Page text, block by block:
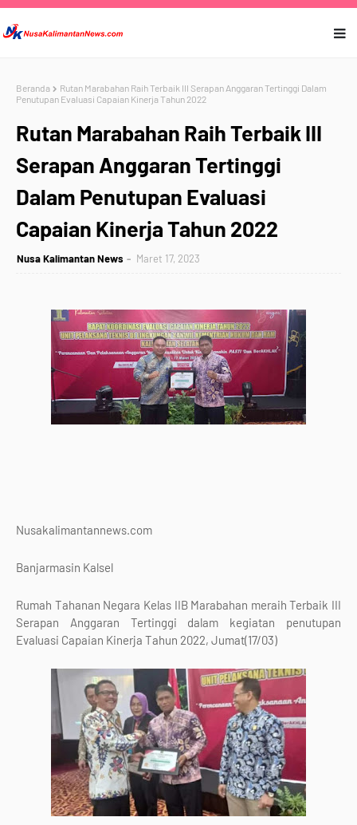
Beranda
Rutan Marabahan Raih Terbaik III Serapan Anggaran Tertinggi Dalam
Penutupan Evaluasi Capaian Kinerja Tahun 2022
Rutan Marabahan Raih Terbaik III
Serapan Anggaran Tertinggi
Dalam Penutupan Evaluasi
Capaian Kinerja Tahun 2022
Nusa Kalimantan News Maret 17, 2023
Nusakalimantannews.com
Banjarmasin Kalsel
Rumah Tahanan Negara Kelas IIB Marabahan meraih Terbaik III
Serapan Anggaran Tertinggi dalam kegiatan penutupan
Evaluasi Capaian Kinerja Tahun 2022, Jumat(17/03)